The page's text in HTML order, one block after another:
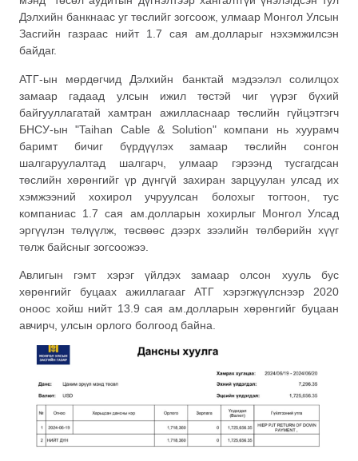
Дэлхийн банкнаас уг төслийг зогсоож, улмаар Монгол Улсын
Засгийн газраас нийт 1.7 сая ам.долларыг нэхэмжилсэн
байдаг.
АТГ-ын мөрдөгчид Дэлхийн банктай мэдээлэл солилцох
замаар гадаад улсын ижил төстэй чиг үүрэг бүхий
байгууллагатай хамтран ажилласнаар төслийн гүйцэтгэгч
БНСУ-ын "Taihan Cable & Solution" компани нь хуурамч
баримт бичиг бүрдүүлэх замаар төслийн сонгон
шалгаруулалтад шалгарч, улмаар гэрээнд тусгагдсан
төслийн хөрөнгийг үр дүнгүй захиран зарцуулан улсад их
хэмжээний хохирол учруулсан болохыг тогтоон, тус
компаниас 1.7 сая ам.долларын хохирлыг Монгол Улсад
эргүүлэн төлүүлж, төсвөөс дээрх зээлийн төлбөрийн хүүг
төлж байсныг зогсоожээ.
Авлигын гэмт хэрэг үйлдэх замаар олсон хууль бус
хөрөнгийг буцаах ажиллагааг АТГ хэрэгжүүлснээр 2020
оноос хойш нийт 13.9 сая ам.долларын хөрөнгийг буцаан
авчирч, улсын орлого болгоод байна.